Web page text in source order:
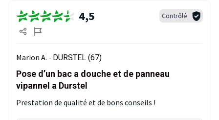
4,5 Contrôlé
Marion A. - DURSTEL (67)
Pose d’un bac a douche et de panneau
vipannel a Durstel
Prestation de qualité et de bons conseils !